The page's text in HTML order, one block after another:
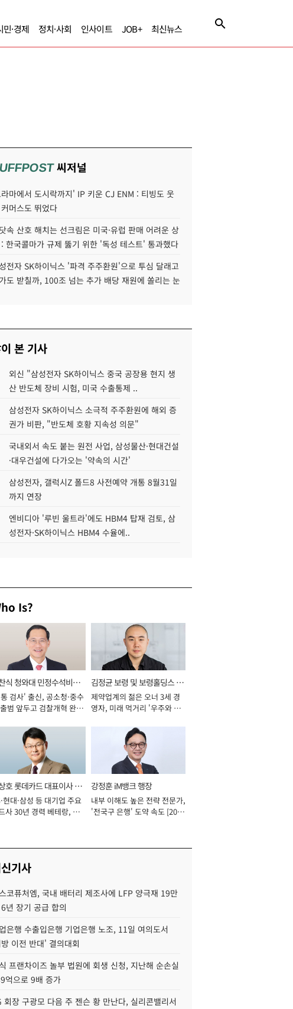
민·경제 정치·사회 인사이트 JOB+ 최신뉴스
씨저널
마에서 도시락까지' IP 키운 CJ ENM : 티빙도 웃
머스도 뛰었다
속 산호 해치는 선크림은 미국·유럽 판매 어려운 상
한국콜마가 규제 뚫기 위한 '독성 테스트' 통과했다
전자 SK하이닉스 '파격 주주환원'으로 투심 달래고
도 받칠까, 100조 넘는 추가 배당 재원에 쏠리는 눈
본 기사
외신 "삼성전자 SK하이닉스 중국 공장용 현지 생
산 반도체 장비 시험, 미국 수출통제 ..
삼성전자 SK하이닉스 소극적 주주환원에 해외 증
권가 비판, "반도체 호황 지속성 의문"
국내외서 속도 붙는 원전 사업, 삼성물산·현대건설
·대우건설에 다가오는 '약속의 시간'
삼성전자, 갤럭시Z 폴드8 사전예약 개통 8월31일
까지 연장
엔비디아 '루빈 울트라'에도 HBM4 탑재 검토, 삼
성전자·SK하이닉스 HBM4 수율에..
Is?
식 청와대 민정수석비서
검사' 출신, 공소청·중수
범 앞두고 검찰개혁 완수
김정균 보령 및 보령홀딩스 대
표이사 사장
제약업계의 젊은 오너 3세 경
영자, 미래 먹거리 '우주와 헬
호 롯데카드 대표이사 사
현대·삼성 등 대기업 주요
사 30년 경력 베테랑, 신
강정훈 iM뱅크 행장
내부 이해도 높은 전략 전문가,
'전국구 은행' 도약 속도 [2026
기사
코퓨처엠, 국내 배터리 제조사에 LFP 양극재 19만
년 장기 공급 합의
은행 수출입은행 기업은행 노조, 11일 여의도서
이전 반대' 결의대회
프랜차이즈 놀부 법원에 회생 신청, 지난해 순손실
억으로 9배 증가
회장 구광모 다음 주 젠슨 황 만난다, 실리콘밸리서